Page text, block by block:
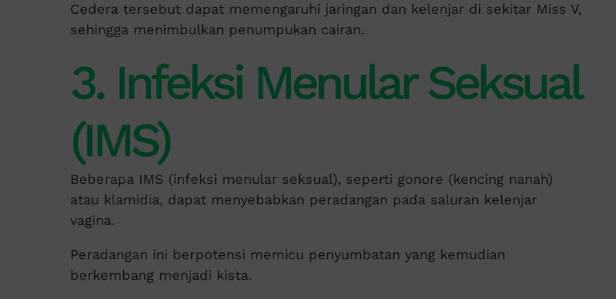
Cedera tersebut dapat memengaruhi jaringan dan kelenjar di sekitar Miss V,
sehingga menimbulkan penumpukan cairan.
3. Infeksi Menular Seksual
(IMS)
Beberapa IMS (infeksi menular seksual), seperti gonore (kencing nanah)
atau klamidia, dapat menyebabkan peradangan pada saluran kelenjar
vagina.
Peradangan ini berpotensi memicu penyumbatan yang kemudian
berkembang menjadi kista.